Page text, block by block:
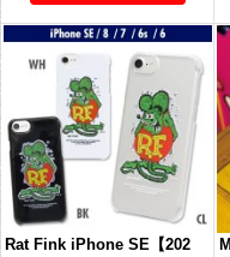
Rat Fink iPhone SE【202